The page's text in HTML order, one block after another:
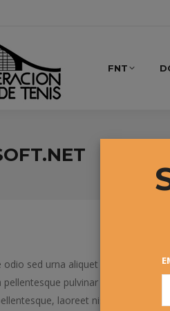
FNT
sed urna aliquet iaculis.
pellentesque pulvinar vestibulum.
laoreet nisi.